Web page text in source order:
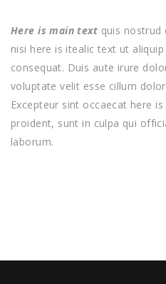
Here is main text quis nostrud
nisi here is itealic text ut
consequat. Duis aute irure
voluptate velit esse cillum
Excepteur sint occaecat here
proident, sunt in culpa qui
laborum.